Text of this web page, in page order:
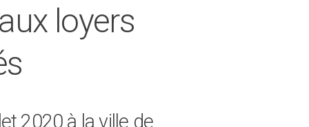
loyers
2020 à la ville de